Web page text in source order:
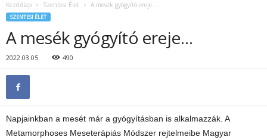
Kezdőlap Szentesi Élet A mesék gyógyító ereje…
SZENTESI ÉLET
A mesék gyógyító ereje…
2022.03.05. 490
Napjainkban a mesét már a gyógyításban is alkalmazzák. A
Metamorphoses Meseterápiás Módszer rejtelmeibe Magyar